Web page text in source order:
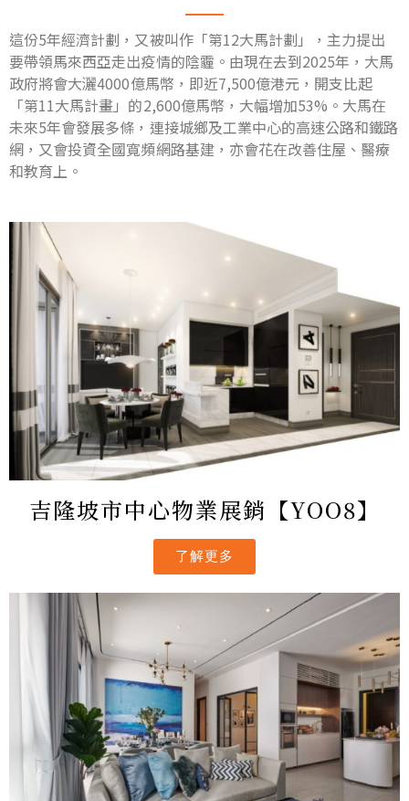
這份5年經濟計劃，又被叫作「第12大馬計劃」，主力提出
要帶領馬來西亞走出疫情的陰霾。由現在去到2025年，大馬
政府將會大灑4000億馬幣，即近7,500億港元，開支比起
「第11大馬計畫」的2,600億馬幣，大幅增加53%。大馬在
未來5年會發展多條，連接城鄉及工業中心的高速公路和鐵路
網，又會投資全國寬頻網路基建，亦會花在改善住屋、醫療
和教育上。
吉隆坡市中心物業展銷【YOO8】
了解更多